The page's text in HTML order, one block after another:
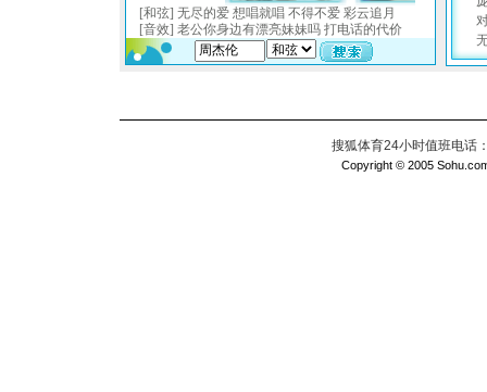
搜狐体育24小时值班电话
Copyright © 2005